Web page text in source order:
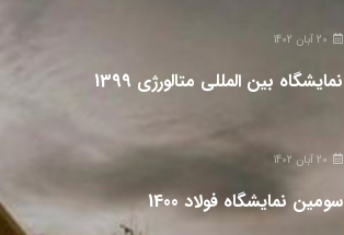
20 آبان 1402
نمایشگاه بین المللی متالورژی 1399
20 آبان 1402
سومین نمایشگاه فولاد 1400